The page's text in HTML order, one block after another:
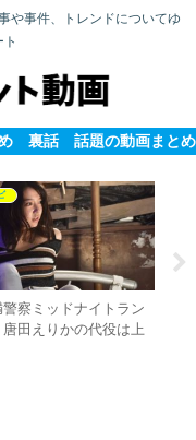
や事件、トレンドについてゆ
裏話 話題の動画まとめ
警察ミッドナイトラン
田えりかの代役は上